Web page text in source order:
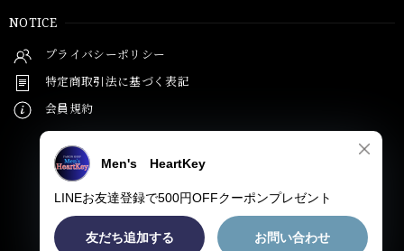
NOTICE
プライバシーポリシー
特定商取引法に基づく表記
会員規約
© Men's HeartKey